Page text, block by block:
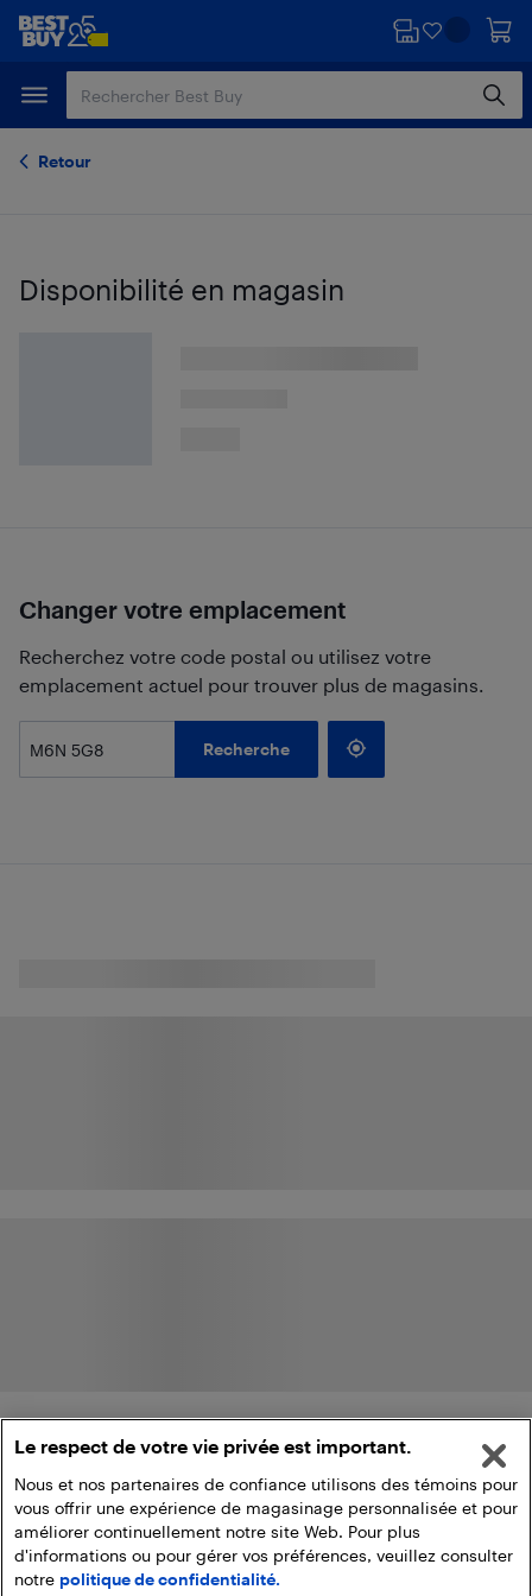
Passer
principal
Passer
Retour
Disponibilité en magasin
Changer votre emplacement
Recherchez votre code postal ou utilisez votre
emplacement actuel pour trouver plus de magasins.
Recherche
Le respect de votre vie privée est important.
Nous et nos partenaires de confiance utilisons des témoins pour
vous offrir une expérience de magasinage personnalisée et pour
améliorer continuellement notre site Web. Pour plus
d'informations ou pour gérer vos préférences, veuillez consulter
notre politique de confidentialité.